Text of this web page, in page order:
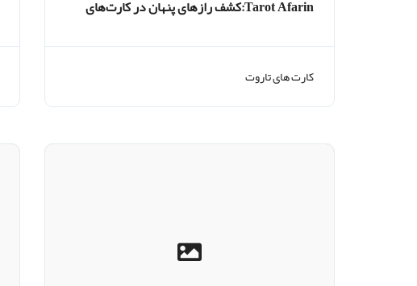
Tarot Afarin:کشف رازهای پنهان در کارت‌های
کارت های تاروت